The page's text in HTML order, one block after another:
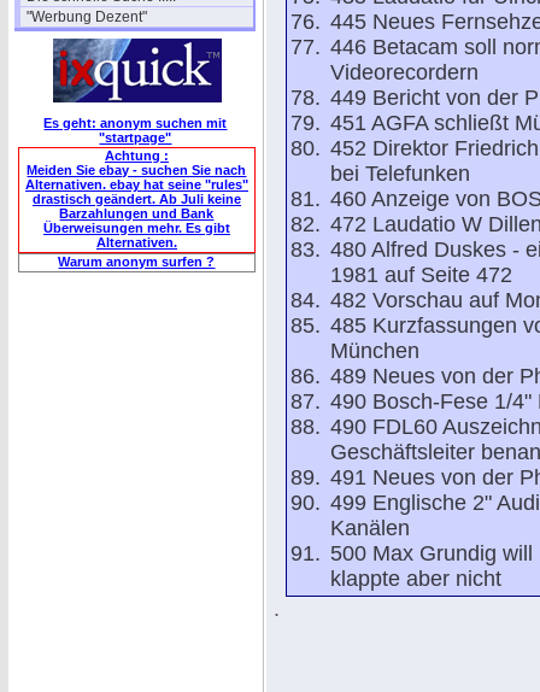
"Werbung Dezent"
Es geht: anonym suchen mit
"startpage"
Achtung :
Meiden Sie ebay - suchen Sie nach
Alternativen. ebay hat seine "rules"
drastisch geändert. Ab Juli keine
Barzahlungen und Bank
Überweisungen mehr. Es gibt
Alternativen.
Warum anonym surfen ?
445 Neues
446 Betacam soll
Videorecordern
449 Bericht von der
451 AGFA schließt
452 Direktor
bei Telefunken
460 Anzeige von
472 Laudatio W
480 Alfred Duskes -
1981 auf Seite 472
482 Vorschau auf
485 Kurzfassungen
München
489 Neues von der
490 Bosch-Fese 1/
490 FDL60
Geschäftsleiter
491 Neues von der
499 Englische 2"
Kanälen
500 Max Grundig
klappte aber nicht
.